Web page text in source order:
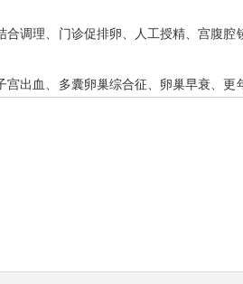
合调理、门诊促排卵、人工授精、宫腹
出血、多囊卵巢综合征、卵巢早衰、更